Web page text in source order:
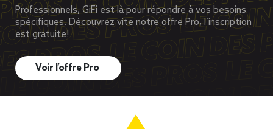
Professionnels, GiFi est là pour répondre à vos besoins
spécifiques. Découvrez vite notre offre Pro, l’inscription
est gratuite!
Voir l’offre Pro